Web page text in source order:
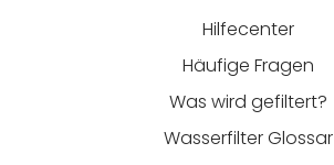
Hilfecenter
Häufige Fragen
Was wird gefiltert?
Wasserfilter Glossar